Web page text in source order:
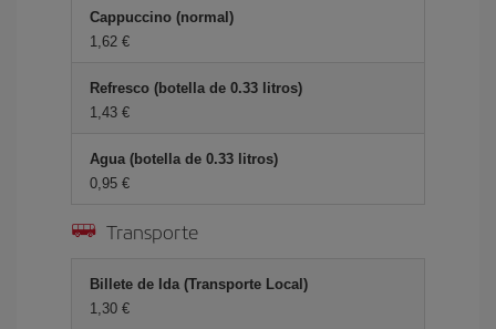
Cappuccino (normal)
1,62 €
Refresco (botella de 0.33 litros)
1,43 €
Agua (botella de 0.33 litros)
0,95 €
Transporte
Billete de Ida (Transporte Local)
1,30 €